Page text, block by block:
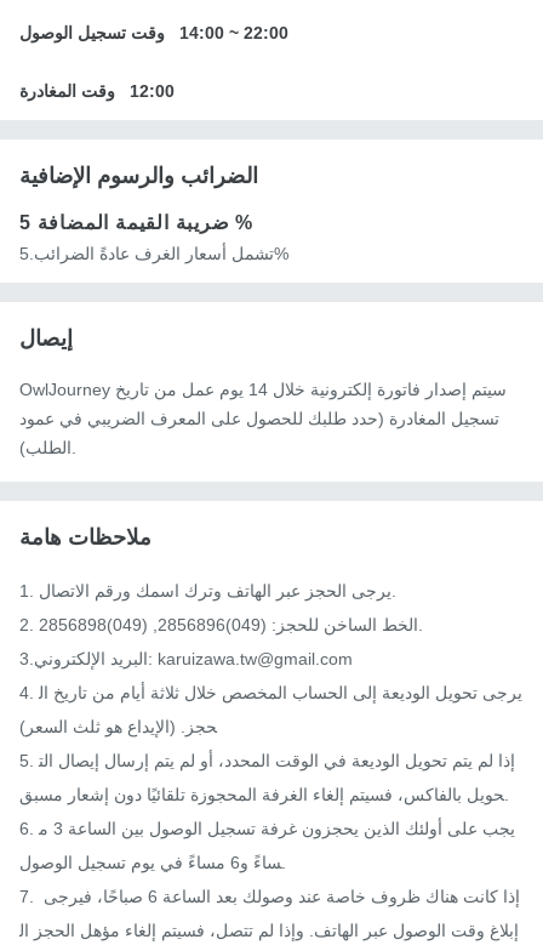
وقت تسجيل الوصول 14:00 ~ 22:00
وقت المغادرة 12:00
الضرائب والرسوم الإضافية
ضريبة القيمة المضافة 5 %
تشمل أسعار الغرف عادةً الضرائب.5%
إيصال
OwlJourney سيتم إصدار فاتورة إلكترونية خلال 14 يوم عمل من تاريخ
تسجيل المغادرة (حدد طلبك للحصول على المعرف الضريبي في عمود
ملاحظات هامة
1. يرجى الحجز عبر الهاتف وترك اسمك ورقم الاتصال.
2. الخط الساخن للحجز: (049)2856896, (049)2856898.
3.البريد الإلكتروني: karuizawa.tw@gmail.com
4. يرجى تحويل الوديعة إلى الحساب المخصص خلال ثلاثة أيام من تاريخ ال
حجز. (الإيداع هو ثلث السعر)
5. إذا لم يتم تحويل الوديعة في الوقت المحدد، أو لم يتم إرسال إيصال الت
حويل بالفاكس، فسيتم إلغاء الغرفة المحجوزة تلقائيًا دون إشعار مسبق.
6. يجب على أولئك الذين يحجزون غرفة تسجيل الوصول بين الساعة 3 م
ساءً و6 مساءً في يوم تسجيل الوصول.
7. إذا كانت هناك ظروف خاصة عند وصولك بعد الساعة 6 صباحًا، فيرجى
إبلاغ وقت الوصول عبر الهاتف. وإذا لم تتصل، فسيتم إلغاء مؤهل الحجز ال